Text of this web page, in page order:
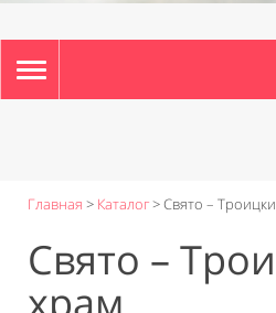
TOGGLE
NAVIGATION
Главная > Каталог>Свято –
Свято –